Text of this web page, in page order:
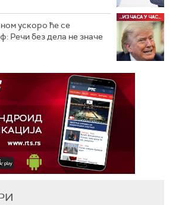
ускоро ће се
Речи без дела не значе